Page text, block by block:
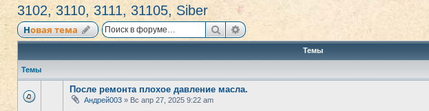
3102, 3110, 3111, 31105, Siber
Новая тема ПоискРасширенный поиск
Темы
Темы
После ремонта плохое давление масла.
Андрей003 » Вс апр 27, 2025 9:22 am